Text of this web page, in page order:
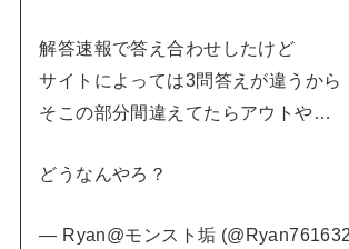
解答速報で答え合わせしたけど
サイトによっては3問答えが違うから
そこの部分間違えてたらアウトや…
どうなんやろ？
— Ryan@モンスト垢